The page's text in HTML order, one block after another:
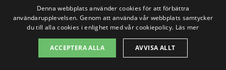
Att utföra ett takbyte är en betydande
investering och det är viktigt att hitta rätt
professionell som kan utföra arbetet på
Denna webbplats använder cookies för att förbättra
användarupplevelsen. Genom att använda vår webbplats samtycker
du till alla cookies i enlighet med vår cookiepolicy. Läs mer
ACCEPTERA ALLA AVVISA ALLT